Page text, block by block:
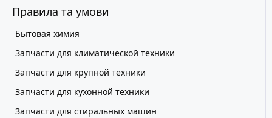
Правила та умови
Бытовая химия
Запчасти для климатической техники
Запчасти для крупной техники
Запчасти для кухонной техники
Запчасти для стиральных машин